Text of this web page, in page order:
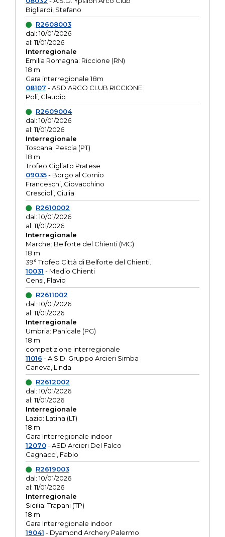
Bigliardi, Stefano
R2608003
dal: 10/01/2026
al: 11/01/2026
Interregionale
Emilia Romagna: Riccione (RN)
18 m
Gara interregionale 18m
08107 - ASD ARCO CLUB RICCIONE
Poli, Claudio
R2609004
dal: 10/01/2026
al: 11/01/2026
Interregionale
Toscana: Pescia (PT)
18 m
Trofeo Gigliato Pratese
09035- Borgo al Cornio
Franceschi, Giovacchino
Crescioli, Giulia
R2610002
dal: 10/01/2026
al: 11/01/2026
Interregionale
Marche: Belforte del Chienti (MC)
18 m
39° Trofeo Città di Belforte del Chienti.
10031 - Medio Chienti
Censi, Flavio
R2611002
dal: 10/01/2026
al: 11/01/2026
Interregionale
Umbria: Panicale (PG)
18 m
competizione interregionale
11016 - A.S.D. Gruppo Arcieri Simba
Caneva, Linda
R2612002
dal: 10/01/2026
al: 11/01/2026
Interregionale
Lazio: Latina (LT)
18 m
Gara Interregionale indoor
12070- ASD Arcieri Del Falco
Cagnacci, Fabio
R2619003
dal: 10/01/2026
al: 11/01/2026
Interregionale
Sicilia: Trapani (TP)
18 m
Gara Interregionale indoor
19041 - Dyamond Archery Palermo